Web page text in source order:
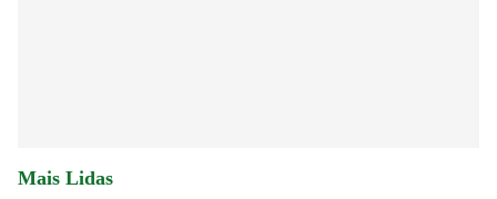
Mais Lidas